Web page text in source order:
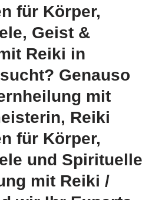
für Körper,
Geist &
Reiki in
Genauso
mit
Reiki
für Körper,
und Spirituelle
mit Reiki /